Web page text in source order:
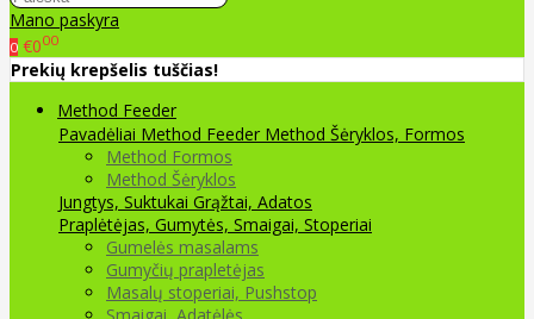
Mano paskyra
0 €000
Prekių krepšelis tuščias!
Method Feeder
Pavadėliai Method Feeder Method Šėryklos, Formos
Method Formos
Method Šėryklos
Jungtys, Suktukai Grąžtai, Adatos
Praplėtėjas, Gumytės, Smaigai, Stoperiai
Gumelės masalams
Gumyčių prapletėjas
Masalų stoperiai, Pushstop
Smaigai, Adatėlės